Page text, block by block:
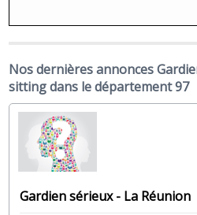
Nos dernières annonces
sitting dans le département 97
Gardien sérieux - La Réunion